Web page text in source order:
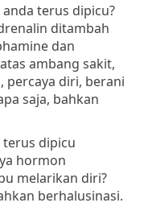
terus dipicu?
ditambah
dan
ambang sakit,
percaya diri, berani
saja, bahkan
dipicu
hormon
melarikan diri?
berhalusinasi.